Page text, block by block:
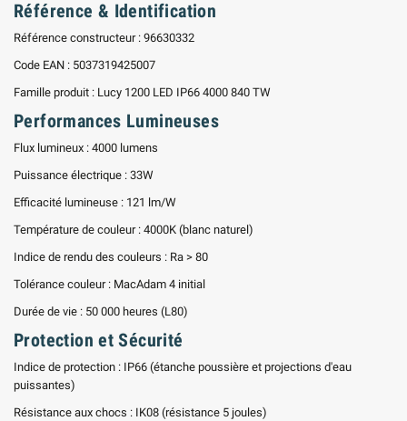
Référence & Identification
Référence constructeur : 96630332
Code EAN : 5037319425007
Famille produit : Lucy 1200 LED IP66 4000 840 TW
Performances Lumineuses
Flux lumineux : 4000 lumens
Puissance électrique : 33W
Efficacité lumineuse : 121 lm/W
Température de couleur : 4000K (blanc naturel)
Indice de rendu des couleurs : Ra > 80
Tolérance couleur : MacAdam 4 initial
Durée de vie : 50 000 heures (L80)
Protection et Sécurité
Indice de protection : IP66 (étanche poussière et projections d'eau
puissantes)
Résistance aux chocs : IK08 (résistance 5 joules)